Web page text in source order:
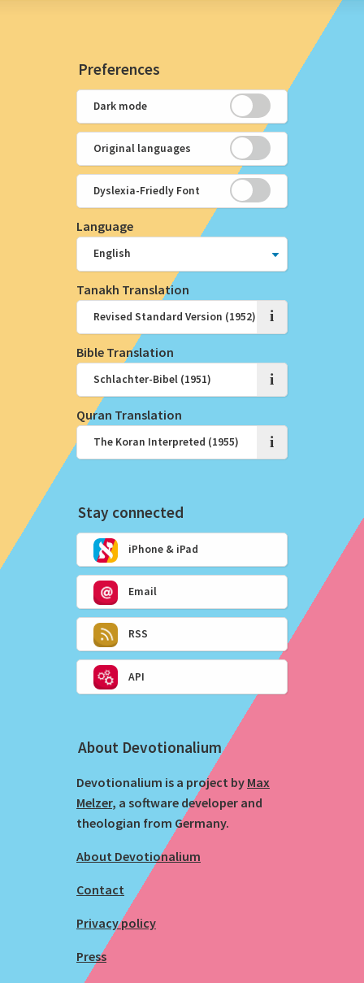
Preferences
Dark mode
Original languages
Dyslexia-Friedly Font
Language
Tanakh Translation
i
Bible Translation
i
Quran Translation
i
Stay connected
iPhone & iPad
Email
RSS
API
About Devotionalium
Devotionalium is a project by Max
Melzer, a software developer and
theologian from Germany.
About Devotionalium
Contact
Privacy policy
Press